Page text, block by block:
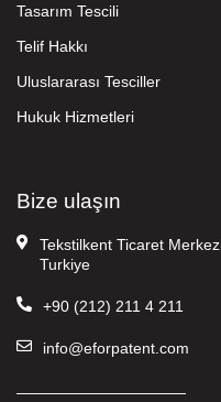
Tasarım Tescili
Telif Hakkı
Uluslararası Tesciller
Hukuk Hizmetleri
Bize ulaşın
Tekstilkent Ticaret
Turkiye
+90 (212) 211 4 211
info@eforpatent.com
———————————